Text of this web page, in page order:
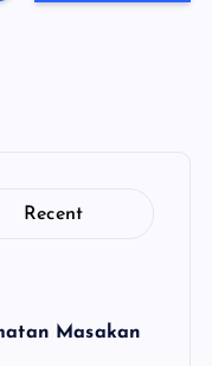
Recent
Masakan